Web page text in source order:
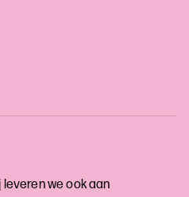
leveren we ook aan